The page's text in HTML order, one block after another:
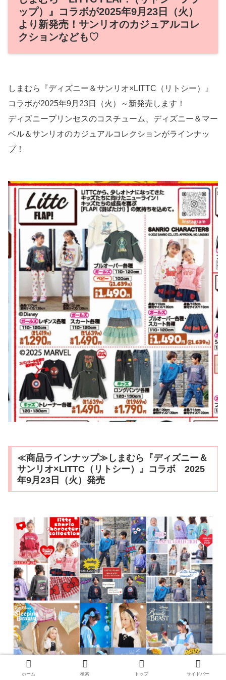
ップ）』コラボが2025年9月23日（火）
より新発売！サンリオのカジュアルコレ
クションなども♡
しまむら『ディズニー＆サンリオ×LITTC（リトシー）』
コラボが2025年9月23日（火）～新発売します！
ディズニープリンセスのコスチューム、ディズニー＆マー
ベル＆サンリオのカジュアルコレクションがラインナッ
プ！
≪商品ラインナップ≫しまむら『ディズニー＆
サンリオ×LITTC（リトシー）』コラボ 2025
年9月23日（火）発売
ホーム 検索 トップ サイドバー